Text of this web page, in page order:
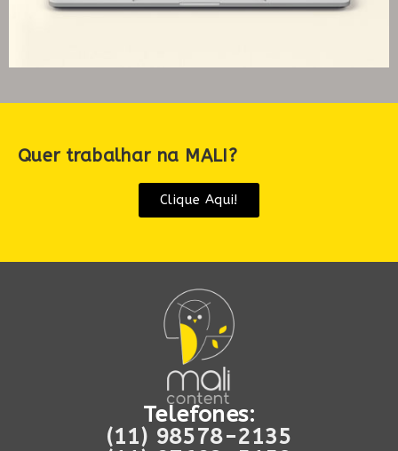
Quer trabalhar na MALI?
Clique Aqui!
Telefones:
(11) 98578-2135